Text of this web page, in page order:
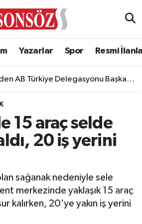
Yazarlar Spor Resmi
Delegasyonu Başkanı Aivo Orav’a nezaket ziyareti
15 araç selde
20 iş yerini
sağanak nedeniyle sele
merkezinde yaklaşık 15 araç
kalırken, 20'ye yakın iş yerini
Eczaneler
Haritası
Durumu ve Fikstür